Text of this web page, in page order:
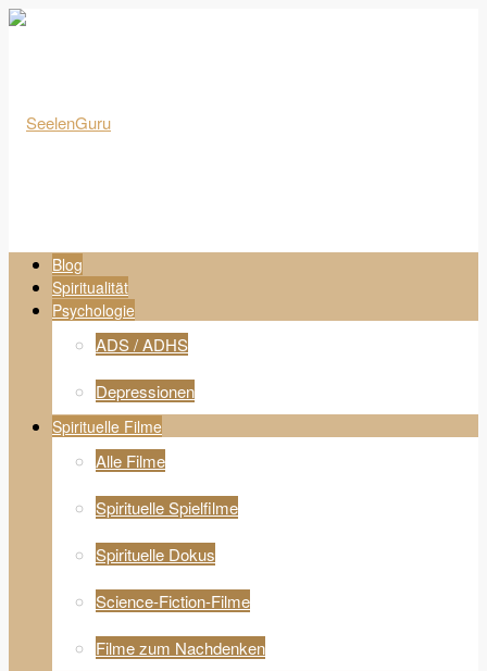
Blog
Spiritualität
Psychologie
ADS / ADHS
Depressionen
Spirituelle Filme
Alle Filme
Spirituelle Spielfilme
Spirituelle Dokus
Science-Fiction-Filme
Filme zum Nachdenken